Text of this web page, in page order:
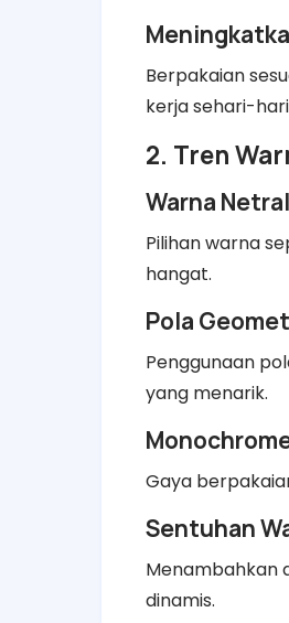
Berpakaian
kerja sehari-
2. Tren
Warna
Pilihan warna
hangat.
Pola
Penggunaan
yang menarik.
Gaya
Sentuhan
Menambahkan
dinamis.